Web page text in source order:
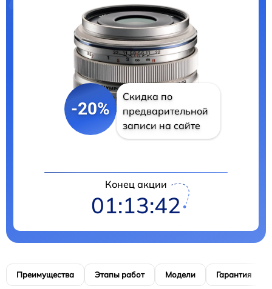
-20%
Скидка по
предварительной
записи на сайте
Конец акции
01:13:42
Преимущества Этапы работ Модели Гарантия